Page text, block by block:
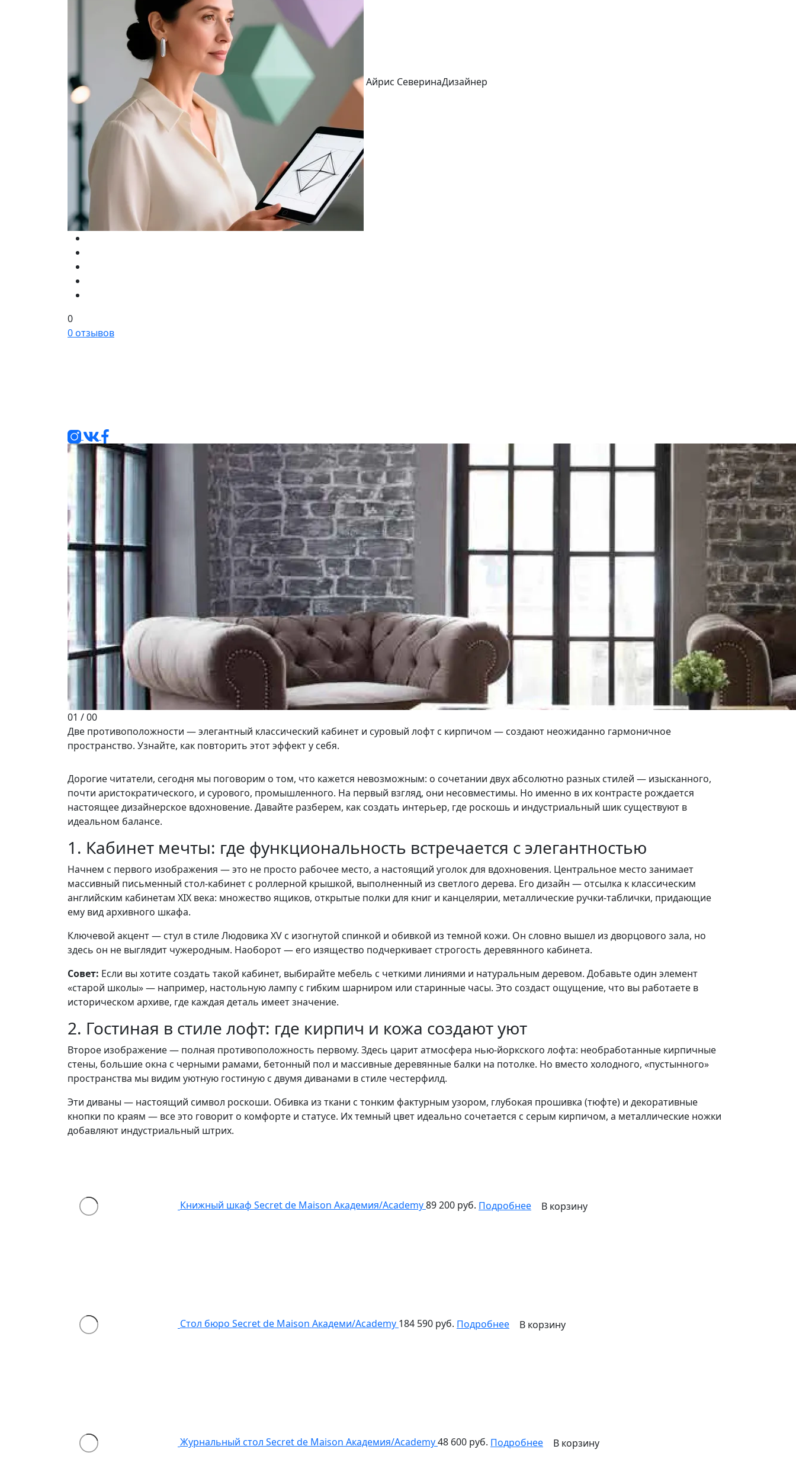
Айрис СеверинаДизайнер
0
0 отзывов
01 /00
Две противоположности — элегантный классический кабинет и суровый лофт с кирпичом — создают неожиданно гармоничное
пространство. Узнайте, как повторить этот эффект у себя.
Дорогие читатели, сегодня мы поговорим о том, что кажется невозможным: о сочетании двух абсолютно разных стилей — изысканного,
почти аристократического, и сурового, промышленного. На первый взгляд, они несовместимы. Но именно в их контрасте рождается
настоящее дизайнерское вдохновение. Давайте разберем, как создать интерьер, где роскошь и индустриальный шик существуют в
идеальном балансе.
1. Кабинет мечты: где функциональность встречается с элегантностью
Начнем с первого изображения — это не просто рабочее место, а настоящий уголок для вдохновения. Центральное место занимает
массивный письменный стол-кабинет с роллерной крышкой, выполненный из светлого дерева. Его дизайн — отсылка к классическим
английским кабинетам XIX века: множество ящиков, открытые полки для книг и канцелярии, металлические ручки-таблички, придающие
ему вид архивного шкафа.
Ключевой акцент — стул в стиле Людовика XV с изогнутой спинкой и обивкой из темной кожи. Он словно вышел из дворцового зала, но
здесь он не выглядит чужеродным. Наоборот — его изящество подчеркивает строгость деревянного кабинета.
Совет: Если вы хотите создать такой кабинет, выбирайте мебель с четкими линиями и натуральным деревом. Добавьте один элемент
«старой школы» — например, настольную лампу с гибким шарниром или старинные часы. Это создаст ощущение, что вы работаете в
историческом архиве, где каждая деталь имеет значение.
2. Гостиная в стиле лофт: где кирпич и кожа создают уют
Второе изображение — полная противоположность первому. Здесь царит атмосфера нью-йоркского лофта: необработанные кирпичные
стены, большие окна с черными рамами, бетонный пол и массивные деревянные балки на потолке. Но вместо холодного, «пустынного»
пространства мы видим уютную гостиную с двумя диванами в стиле честерфилд.
Эти диваны — настоящий символ роскоши. Обивка из ткани с тонким фактурным узором, глубокая прошивка (тюфте) и декоративные
кнопки по краям — все это говорит о комфорте и статусе. Их темный цвет идеально сочетается с серым кирпичом, а металлические ножки
добавляют индустриальный штрих.
Книжный шкаф Secret de Maison Академия/Academy89 200 руб. Подробнее В корзину
Стол бюро Secret de Maison Академи/Academy 184 590 руб. Подробнее В корзину
Журнальный стол Secret de Maison Академия/Academy48 600 руб. Подробнее В корзину